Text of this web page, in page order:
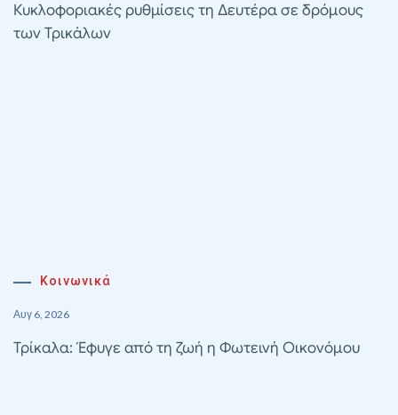
Κυκλοφοριακές ρυθμίσεις τη Δευτέρα σε δρόμους
των Τρικάλων
Κοινωνικά
Αυγ 6, 2026
Τρίκαλα: Έφυγε από τη ζωή η Φωτεινή Οικονόμου